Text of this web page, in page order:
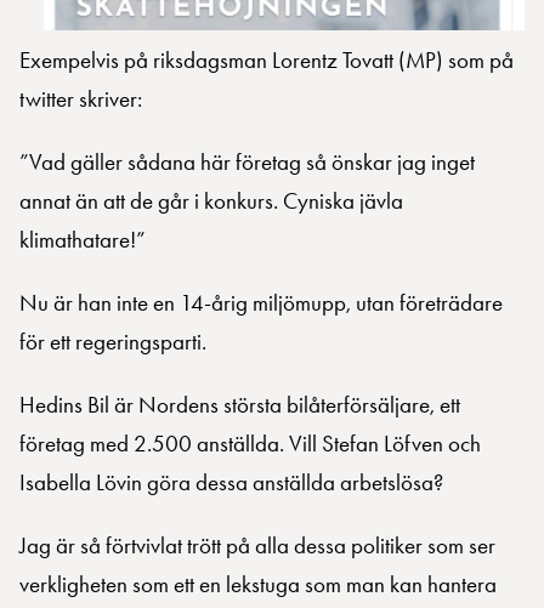
Exempelvis på riksdagsman Lorentz Tovatt (MP) som på
twitter skriver:
”Vad gäller sådana här företag så önskar jag inget
annat än att de går i konkurs. Cyniska jävla
klimathatare!”
Nu är han inte en 14-årig miljömupp, utan företrädare
för ett regeringsparti.
Hedins Bil är Nordens största bilåterförsäljare, ett
företag med 2.500 anställda. Vill Stefan Löfven och
Isabella Lövin göra dessa anställda arbetslösa?
Jag är så förtvivlat trött på alla dessa politiker som ser
verkligheten som ett en lekstuga som man kan hantera